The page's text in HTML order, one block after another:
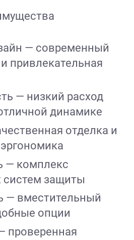
— современный
привлекательная
— низкий расход
динамике
отделка и
— комплекс
защиты
— вместительный
опции
проверенная